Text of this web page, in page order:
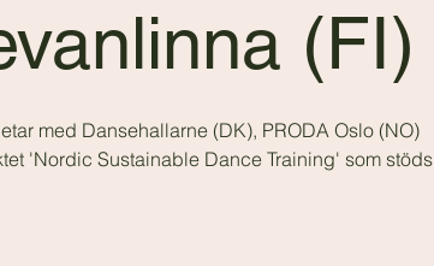
(FI)
med Dansehallarne (DK), PRODA Oslo (NO)
'Nordic Sustainable Dance Training' som stöds